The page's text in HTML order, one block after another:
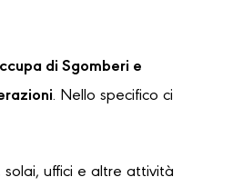
di Sgomberi e
. Nello specifico ci
solai, uffici e altre attività